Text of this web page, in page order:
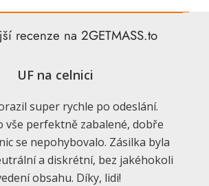
recenze na 2GETMASS.to
UF na celnici
super rychle po odeslání.
vše perfektně zabalené, dobře
se nepohybovalo. Zásilka byla
a diskrétní, bez jakéhokoli
obsahu. Díky, lidi!